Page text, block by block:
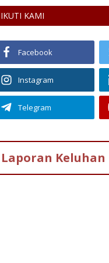
IKUTI KAMI
Facebook
Instagram
Telegram
Laporan Keluhan